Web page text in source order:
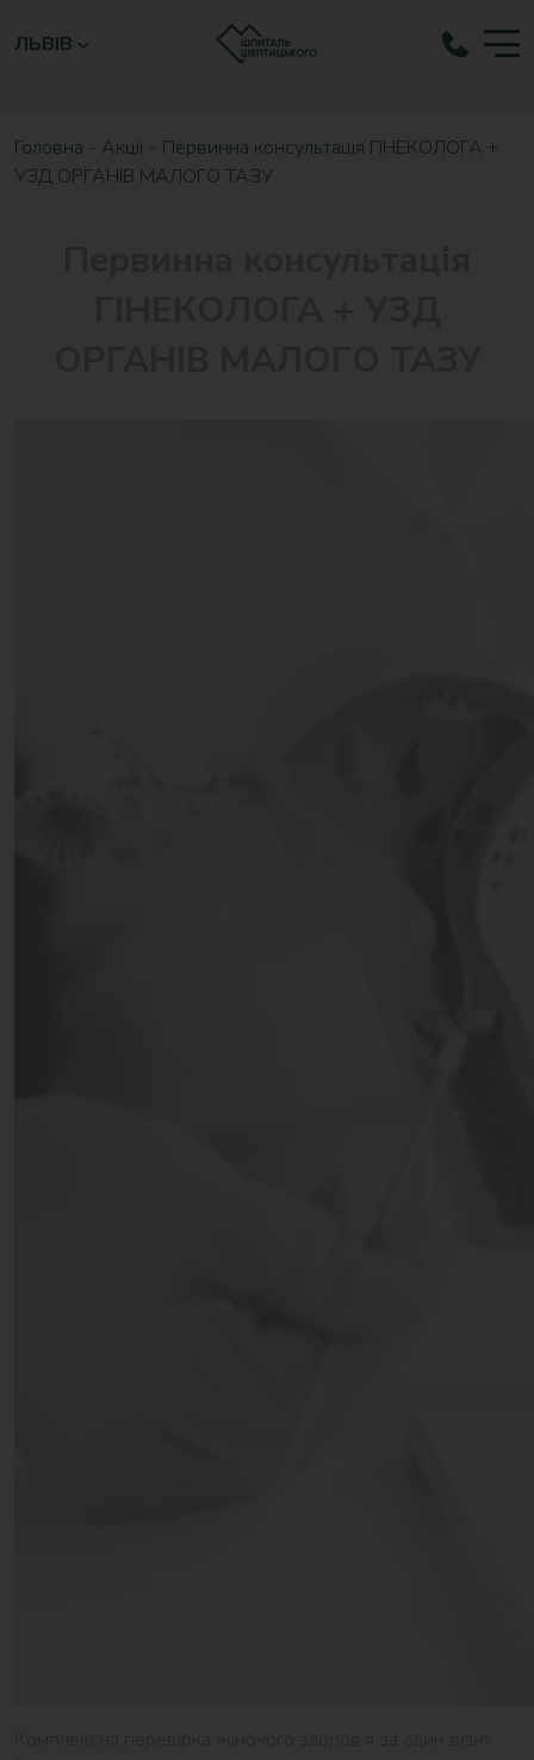
ЛЬВІВ
Головна - Акції - Первинна консультація ГІНЕКОЛОГА +
УЗД ОРГАНІВ МАЛОГО ТАЗУ